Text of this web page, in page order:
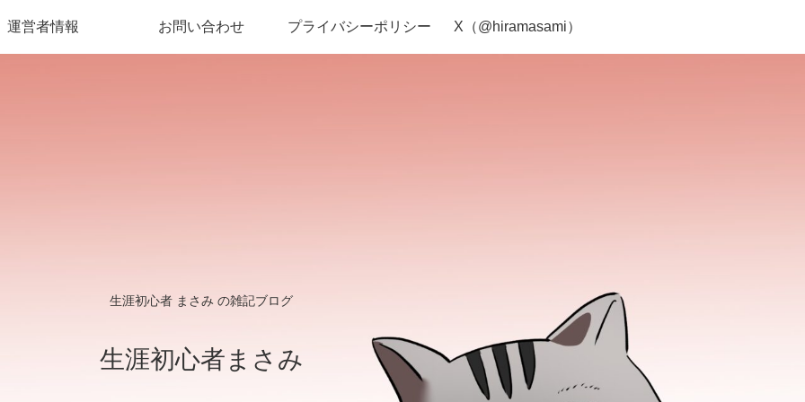
生涯初心者 まさみ の雑記ブログ
生涯初心者まさみ
運営者情報 お問い合わせ プライバシーポリシー X（@hiramasami）